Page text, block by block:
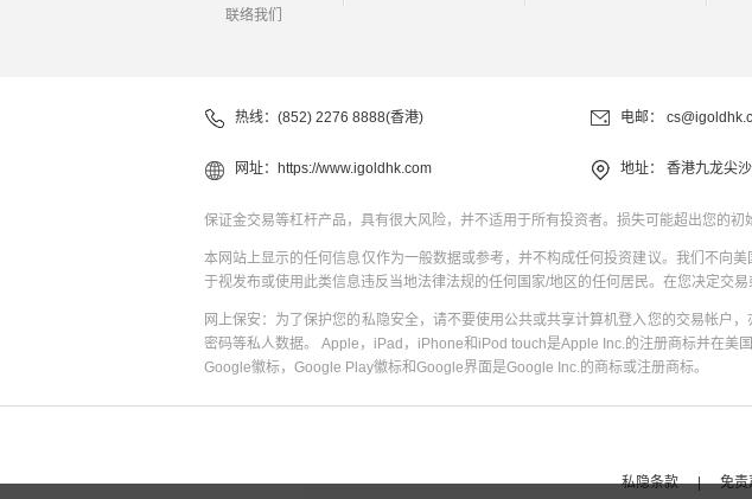
联络我们
热线：(852) 2276 8888(香港) 电邮：
网址： https://www.igoldhk.com 地址： 香港九龙尖
保证金交易等杠杆产品，具有很大风险，并不适用于所有投资者。损失可能超出您的
本网站上显示的任何信息仅作为一般数据或参考，并不构成任何投资建议。我们不向
于视发布或使用此类信息违反当地法律法规的任何国家/地区的任何居民。在您决定交
网上保安：为了保护您的私隐安全，请不要使用公共或共享计算机登入您的交易帐户
密码等私人数据。 Apple，iPad，iPhone和iPod touch是Apple Inc.的注册商标并在美
Google徽标，Google Play徽标和Google界面是Google Inc.的商标或注册商标。
私隐条款 | 免责